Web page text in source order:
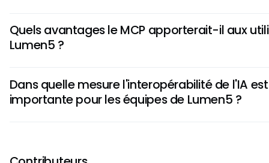
du protocole pourraient améliorer les flux de travail dans
vidéo en permettant une connectivité de données
Quels avantages le MCP apporterait-il aux
Lumen5 ?
travail, améliorer la sécurité et permettre une meilleure
plates-formes. Ces avantages aident finalement les
Dans quelle mesure l'interopérabilité de l'IA
importante pour les équipes de Lumen5 ?
des avancées significatives, favoriser l'innovation et la